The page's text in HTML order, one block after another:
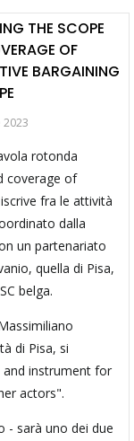
THE SCOPE
OF
BARGAINING
rotonda
coverage of
fra le attività
dalla
un partenariato
quella di Pisa,
belga.
di Pisa, si
and instrument for
actors".
- sarà uno dei due